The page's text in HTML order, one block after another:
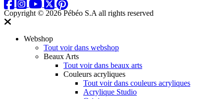
Copyright © 2026 Pébéo S.A all rights reserved
Webshop
Tout voir dans webshop
Beaux Arts
Tout voir dans beaux arts
Couleurs acryliques
Tout voir dans couleurs acryliques
Acrylique Studio